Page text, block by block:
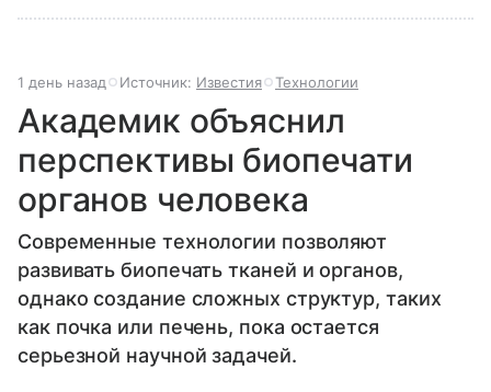
1 день назад Источник: Известия Технологии
Академик объяснил
перспективы биопечати
органов человека
Современные технологии позволяют
развивать биопечать тканей и органов,
однако создание сложных структур, таких
как почка или печень, пока остается
серьезной научной задачей.